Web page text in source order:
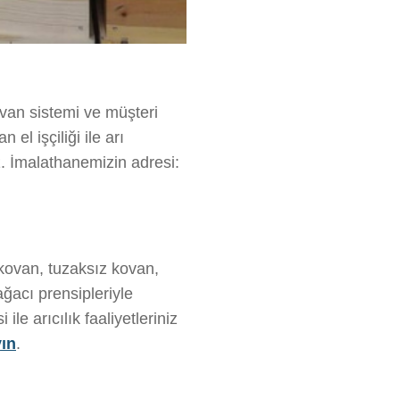
sistemi ve müşteri
el işçiliği ile arı
İmalathanemizin adresi:
tuzaksız kovan,
prensipleriyle
arıcılık faaliyetleriniz
.